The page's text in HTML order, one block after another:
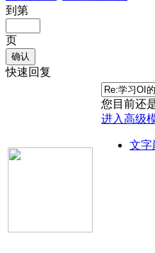
到第
页
确认
快速回复
您目前还
进入高级
文字